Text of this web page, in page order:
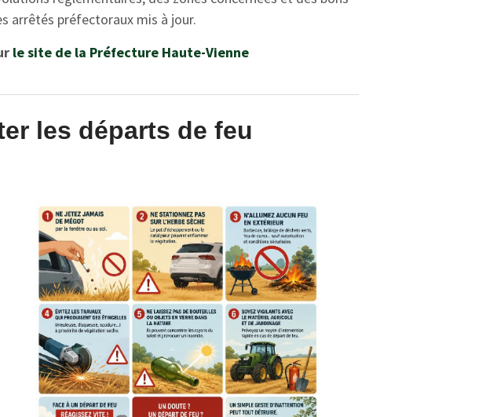
arrêtés préfectoraux mis à jour.
le site de la Préfecture Haute-Vienne
les départs de feu